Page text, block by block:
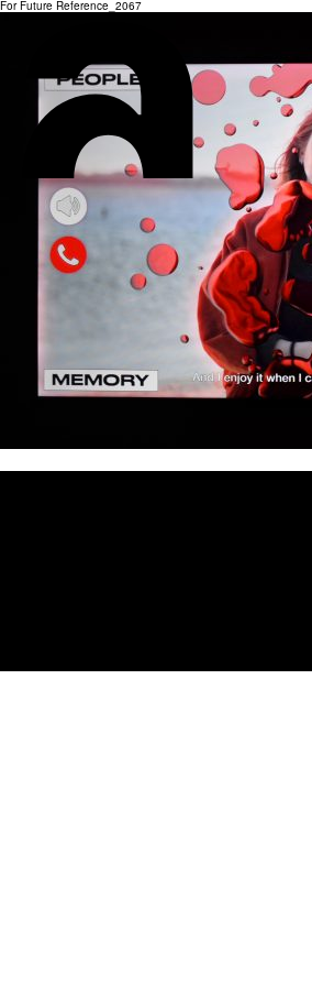
For Future Reference_2067